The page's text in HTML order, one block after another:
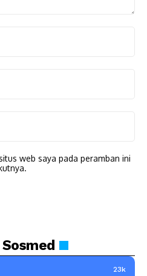
web saya pada peramban ini
Sosmed
23k